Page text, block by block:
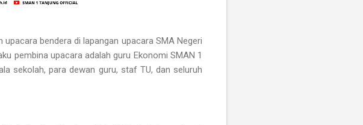
bendera di lapangan upacara SMA Negeri
pembina upacara adalah guru Ekonomi SMAN 1
sekolah, para dewan guru, staf TU, dan seluruh